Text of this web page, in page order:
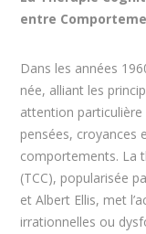
entre
Dans les années
née, alliant les
attention particulière
pensées, croyances
comportements. La
(TCC), popularisée
et Albert Ellis, met
irrationnelles ou